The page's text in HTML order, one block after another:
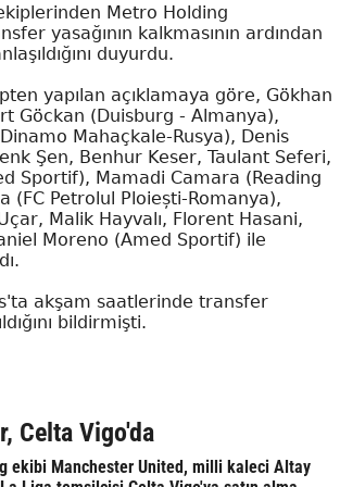
Metro Holding
yasağının kalkmasının ardından
duyurdu.
yapılan açıklamaya göre, Gökhan
Göckan (Duisburg - Almanya),
Mahaçkale-Rusya), Denis
Şen, Benhur Keser, Taulant Seferi,
Sportif), Mamadi Camara (Reading
(FC Petrolul Ploiești-Romanya),
Malik Hayvalı, Florent Hasani,
Moreno (Amed Sportif) ile
akşam saatlerinde transfer
bildirmişti.
Celta Vigo'da
ekibi Manchester United, milli kaleci Altay